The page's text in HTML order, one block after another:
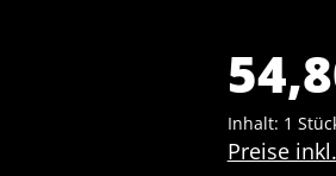
Inhalt: 1
Preise